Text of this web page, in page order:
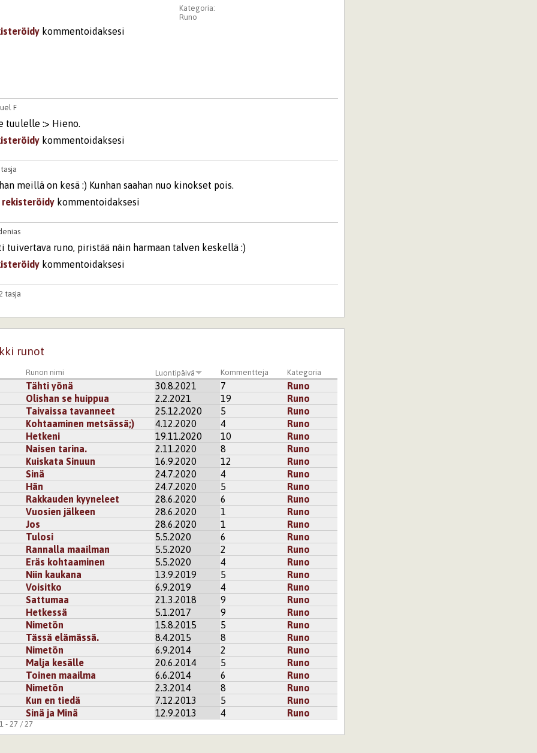
Kategoria:
Runo
kommentoidaksesi
F
tuulelle :> Hieno.
kommentoidaksesi
tasja
meillä on kesä :) Kunhan saahan nuo kinokset pois.
rekisteröidy kommentoidaksesi
tuivertava runo, piristää näin harmaan talven keskellä :)
kommentoidaksesi
tasja
rekisteröidykommentoidaksesi
ajatella myöskin silloin, kun ei ole kesä.
kommentoidaksesi
runot
Runon nimi Luontipäivä Kommentteja Kategoria
Tähti yönä 30.8.2021 7
Runo
Olishan se huippua 2.2.2021 19
Runo
Taivaissa tavanneet 25.12.2020 5
Runo
Kohtaaminen metsässä;) 4.12.2020 4
Runo
Hetkeni 19.11.2020 10
Runo
Naisen tarina. 2.11.2020 8
Runo
Kuiskata Sinuun 16.9.2020 12
Runo
Sinä 24.7.2020 4
Runo
Hän 24.7.2020 5
Runo
Rakkauden kyyneleet 28.6.2020 6
Runo
Vuosien jälkeen 28.6.2020 1
Runo
Jos 28.6.2020 1
Runo
Tulosi 5.5.2020 6
Runo
Rannalla maailman 5.5.2020 2
Runo
Eräs kohtaaminen 5.5.2020 4
Runo
Niin kaukana 13.9.2019 5
Runo
Voisitko 6.9.2019 4
Runo
Sattumaa 21.3.2018 9
Runo
Hetkessä 5.1.2017 9
Runo
Nimetön 15.8.2015 5
Runo
Tässä elämässä. 8.4.2015 8
Runo
Nimetön 6.9.2014 2
Runo
Malja kesälle 20.6.2014 5
Runo
Toinen maailma 6.6.2014 6
Runo
Nimetön 2.3.2014 8
Runo
Kun en tiedä 7.12.2013 5
Runo
Sinä ja Minä 12.9.2013 4 Runo
- 27 / 27